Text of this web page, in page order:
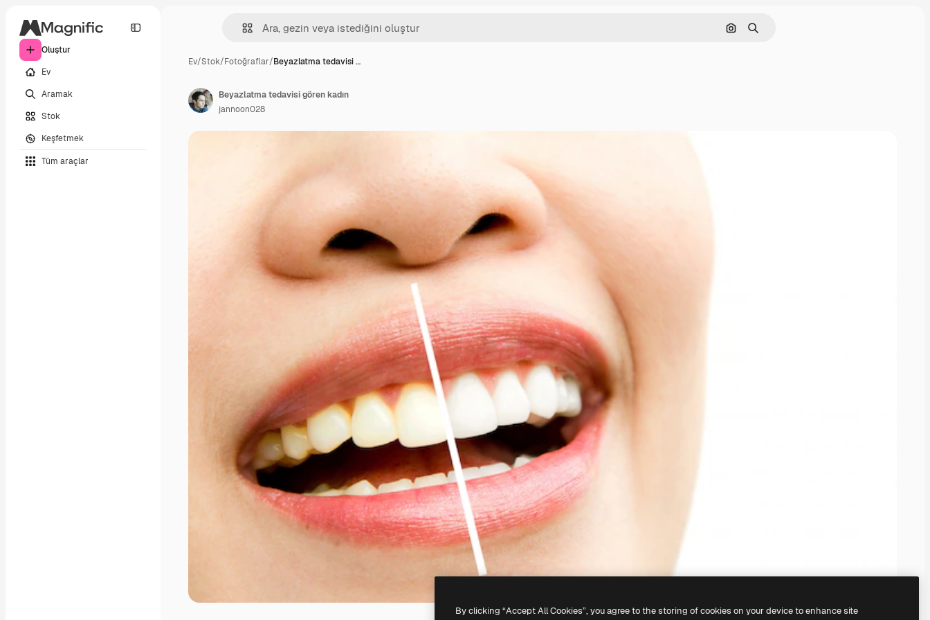
Oluştur
Ev
Aramak
Stok
Keşfetmek
Tüm araçlar
Görüntüyle ara
Aramak
Ev/Stok/Fotoğraflar/Beyazlatma tedavisi …
Beyazlatma tedavisi gören kadın
jannoon028
By clicking “Accept All Cookies”, you agree to the storing of cookies on your device to enhance site